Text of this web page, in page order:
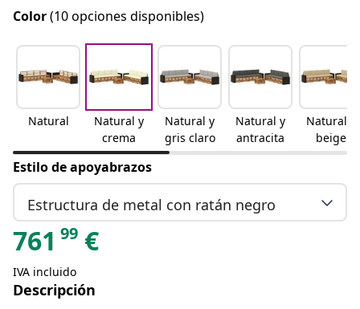
Color(10 opciones disponibles)
Natural
Natural y
crema
Natural y
gris claro
Natural y
antracita
Natural y
beige
Estilo de apoyabrazos
Estructura de metal con ratán negro
761 99 €
IVA incluido
Descripción